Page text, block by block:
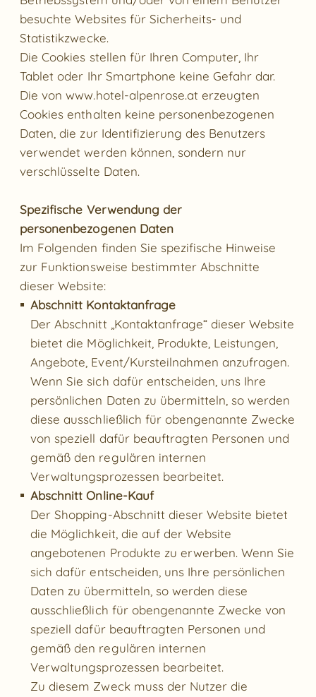
besuchte Websites für Sicherheits- und
Statistikzwecke.
Die Cookies stellen für Ihren Computer, Ihr
Tablet oder Ihr Smartphone keine Gefahr dar.
Die vonwww.hotel-alpenrose.at erzeugten
Cookies enthalten keine personenbezogenen
Daten, die zur Identifizierung des Benutzers
verwendet werden können, sondern nur
verschlüsselte Daten.
Spezifische Verwendung der
personenbezogenen Daten
Im Folgenden finden Sie spezifische Hinweise
zur Funktionsweise bestimmter Abschnitte
dieser Website:
Abschnitt Kontaktanfrage
Der Abschnitt „Kontaktanfrage“ dieser Website
bietet die Möglichkeit, Produkte, Leistungen,
Angebote, Event/Kursteilnahmen anzufragen.
Wenn Sie sich dafür entscheiden, uns Ihre
persönlichen Daten zu übermitteln, so werden
diese ausschließlich für obengenannte Zwecke
von speziell dafür beauftragten Personen und
gemäß den regulären internen
Verwaltungsprozessen bearbeitet.
Abschnitt Online-Kauf
Der Shopping-Abschnitt dieser Website bietet
die Möglichkeit, die auf der Website
angebotenen Produkte zu erwerben. Wenn Sie
sich dafür entscheiden, uns Ihre persönlichen
Daten zu übermitteln, so werden diese
ausschließlich für obengenannte Zwecke von
speziell dafür beauftragten Personen und
gemäß den regulären internen
Verwaltungsprozessen bearbeitet.
Zu diesem Zweck muss der Nutzer die